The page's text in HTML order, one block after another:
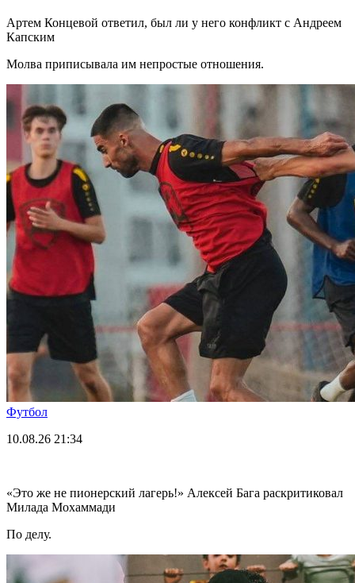
Артем Концевой ответил, был ли у него конфликт с Андреем
Капским
Молва приписывала им непростые отношения.
Футбол
10.08.26 21:34
«Это же не пионерский лагерь!» Алексей Бага раскритиковал
Милада Мохаммади
По делу.